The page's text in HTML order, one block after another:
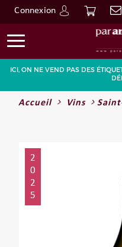
Connexion
ICI, ON NE VEND PAS DES
Accueil Vins
2
0
2
5